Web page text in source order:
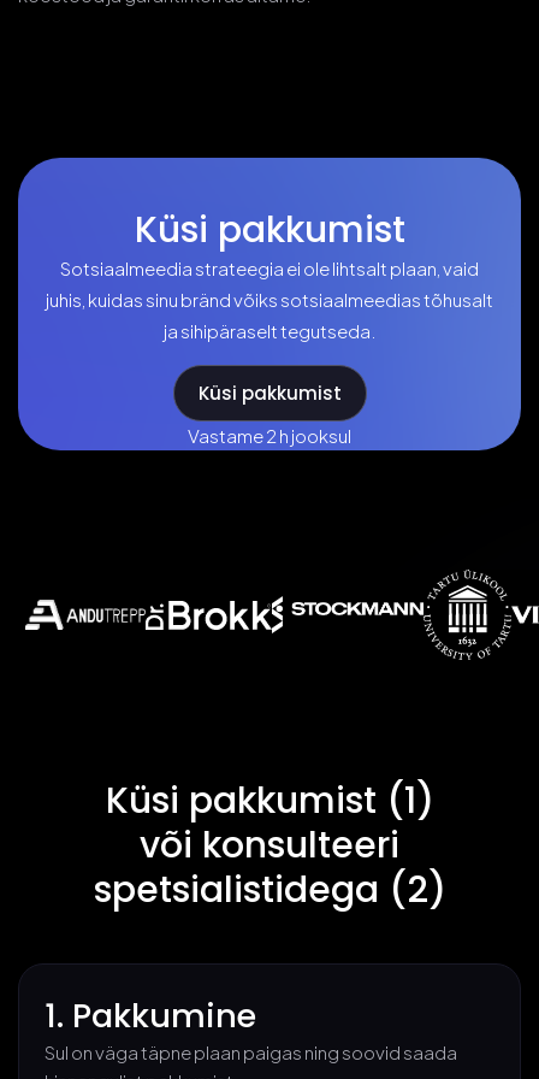
Küsi pakkumist
Sotsiaalmeedia strateegia ei ole lihtsalt plaan, vaid
juhis, kuidas sinu bränd võiks sotsiaalmeedias tõhusalt
ja sihipäraselt tegutseda.
Küsi pakkumist
Vastame 2 h jooksul
Küsi pakkumist (1)
või konsulteeri
spetsialistidega (2)
1. Pakkumine
Sul on väga täpne plaan paigas ning soovid saada